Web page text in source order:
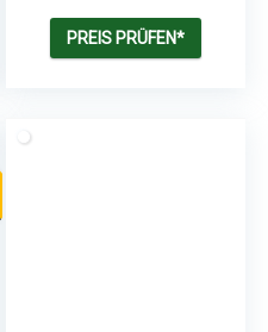
PREIS PRÜFEN*